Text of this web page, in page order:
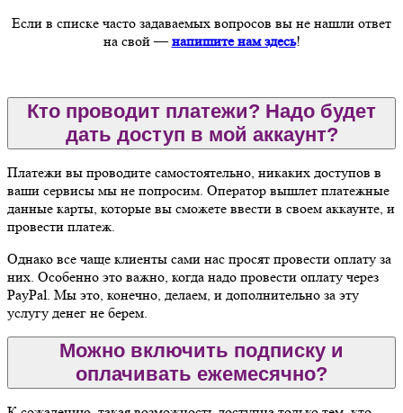
Если в списке часто задаваемых вопросов вы не нашли ответ
на свой —напишите нам здесь!
Кто проводит платежи? Надо будет
дать доступ в мой аккаунт?
Платежи вы проводите самостоятельно, никаких доступов в
ваши сервисы мы не попросим. Оператор вышлет платежные
данные карты, которые вы сможете ввести в своем аккаунте, и
провести платеж.
Однако все чаще клиенты сами нас просят провести оплату за
них. Особенно это важно, когда надо провести оплату через
PayPal. Мы это, конечно, делаем, и дополнительно за эту
услугу денег не берем.
Можно включить подписку и
оплачивать ежемесячно?